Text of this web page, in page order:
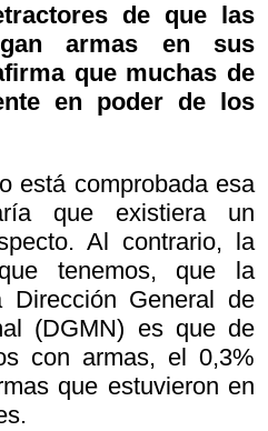
de que las
armas en sus
que muchas de
en poder de los
está comprobada esa
que existiera un
Al contrario, la
tenemos, que la
General de
(DGMN) es que de
con armas, el 0,3%
que estuvieron en